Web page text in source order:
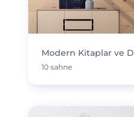
Modern Kitaplar ve
10 sahne